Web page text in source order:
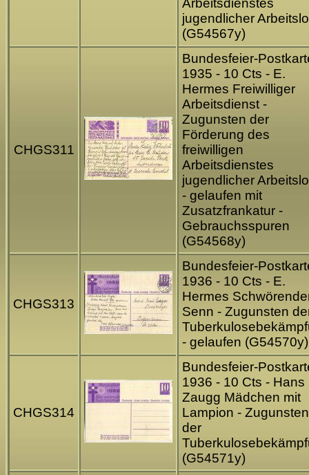
Arbeitsdienstes
jugendlicher
(G54567y)
CHGS311
Bundesfeier-
1935 - 10 Cts - E.
Hermes Freiwilliger
Arbeitsdienst -
Zugunsten der
Förderung des
freiwilligen
Arbeitsdienstes
jugendlicher
- gelaufen mit
Zusatzfrankatur -
Gebrauchsspuren
(G54568y)
CHGS313
Bundesfeier-
1936 - 10 Cts - E.
Hermes
Senn - Zugunsten
- gelaufen (G54570y)
CHGS314
Bundesfeier-
1936 - 10 Cts - Hans
Zaugg Mädchen mit
Lampion - Zugunsten
der
(G54571y)